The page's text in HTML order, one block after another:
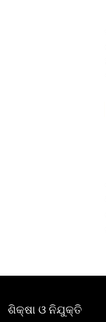
ଶିକ୍ଷା ଓ ନିଯୁକ୍ତି